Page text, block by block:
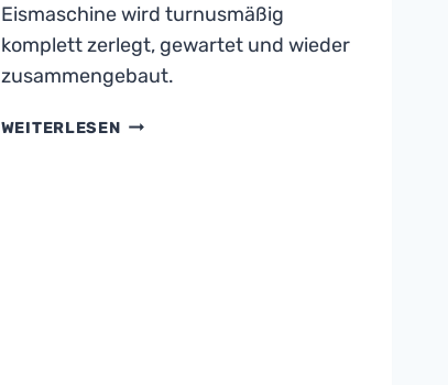
Eismaschine wird turnusmäßig
komplett zerlegt, gewartet und wieder
zusammengebaut.
WEITERLESENEISMASCHINE